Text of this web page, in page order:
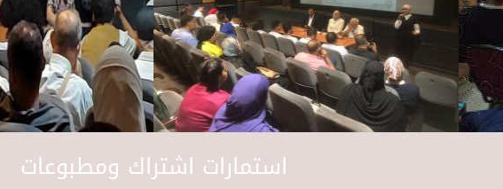
استمارات اشتراك ومطبوعات